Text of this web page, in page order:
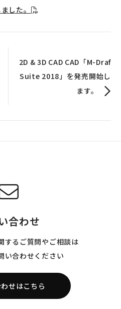
した。
2D & 3D CAD CAD「M-Draf
Suite 2018」を発売開始し
ます。
合わせ
するご質問やご相談は
い合わせください
せはこちら